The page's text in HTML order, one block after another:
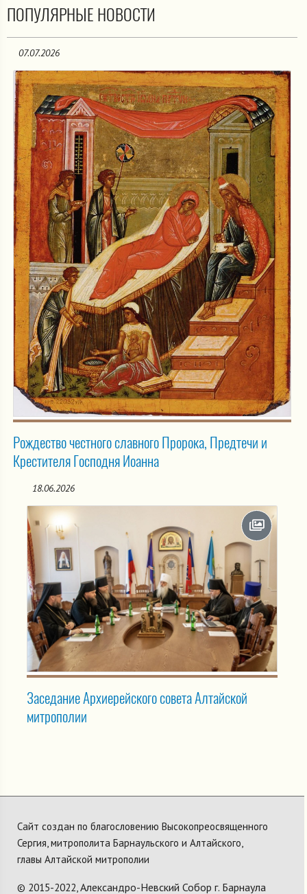
ПОПУЛЯРНЫЕ НОВОСТИ
07.07.2026
Рождество честного славного Пророка, Предтечи и
Крестителя Господня Иоанна
18.06.2026
Заседание Архиерейского совета Алтайской
митрополии
Сайт создан по благословению Высокопреосвященного
Сергия, митрополита Барнаульского и Алтайского,
главы Алтайской митрополии
© 2015-2022,Александро-Невский Собор г. Барнаула